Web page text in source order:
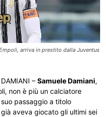
arriva in prestito dalla Juventus
– Samuele Damiani,
non è più un calciatore
passaggio a titolo
aveva giocato gli ultimi sei